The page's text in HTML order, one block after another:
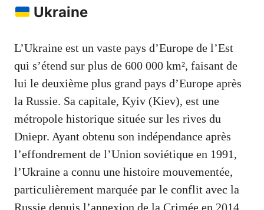
Ukraine
L’Ukraine est un vaste pays d’Europe de l’Est
qui s’étend sur plus de 600 000 km², faisant de
lui le deuxième plus grand pays d’Europe après
la Russie. Sa capitale, Kyiv (Kiev), est une
métropole historique située sur les rives du
Dniepr. Ayant obtenu son indépendance après
l’effondrement de l’Union soviétique en 1991,
l’Ukraine a connu une histoire mouvementée,
particulièrement marquée par le conflit avec la
Russie depuis l’annexion de la Crimée en 2014